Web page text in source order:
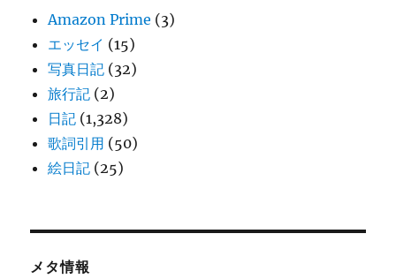
Amazon Prime (3)
エッセイ (15)
写真日記 (32)
旅行記 (2)
日記 (1,328)
歌詞引用 (50)
絵日記 (25)
メタ情報